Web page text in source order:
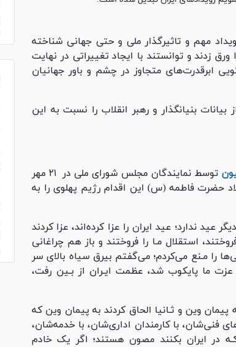
مهم و تاثیرگذار ملی و حتی جهانی شناخته
زدند و توانستند با ایجاد تغییراتی در نهایت
ابرقدرت‌های متجاوز در چشم و باور جهانیان
بنیانگذار و رهبر انقلاب را نسبت به این
توسط نمایندگان مجلس شورای ملی در ۲۱ مهر
چهارم آبان ۱۳۴۳، مصادف با میلاد حضرت فاطمه (س) این اقدام رژیم پهلوی را به
ندارد؛ عید ایران را عزا کرده‌اند، عزا کردند
استقلال مـا را فروختند و باز هم چراغانی
را مـنع می‌کردم؛ می‌گفتم بیرق سیاه بالای سر
عزت ما پایکوب شد، عظمت ایـران از بـین رفت،
پیمان وین و ثـانیا الحاق کردند به پیمان وین که
فنی‌شان، با کارمندان اداری‌شان، با خدمه‌شان،
در ایران بکنند مصون هستند؛ اگر یک خادم